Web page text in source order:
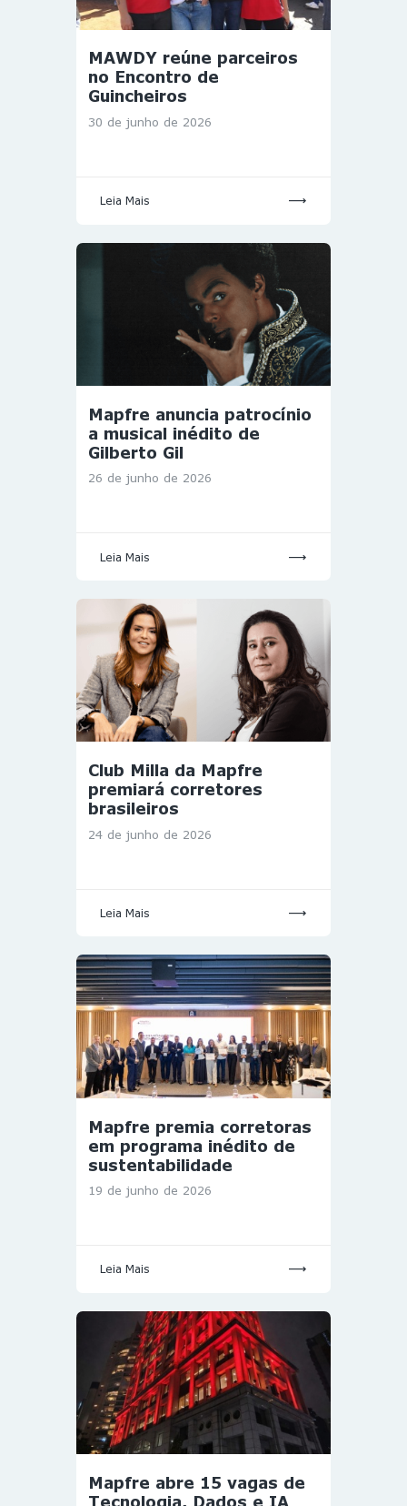
MAWDY reúne parceiros
no Encontro de
Guincheiros
30 de junho de 2026
Leia Mais
Mapfre anuncia patrocínio
a musical inédito de
Gilberto Gil
26 de junho de 2026
Leia Mais
Club Milla da Mapfre
premiará corretores
brasileiros
24 de junho de 2026
Leia Mais
Mapfre premia corretoras
em programa inédito de
sustentabilidade
19 de junho de 2026
Leia Mais
Mapfre abre 15 vagas de
Tecnologia, Dados e IA